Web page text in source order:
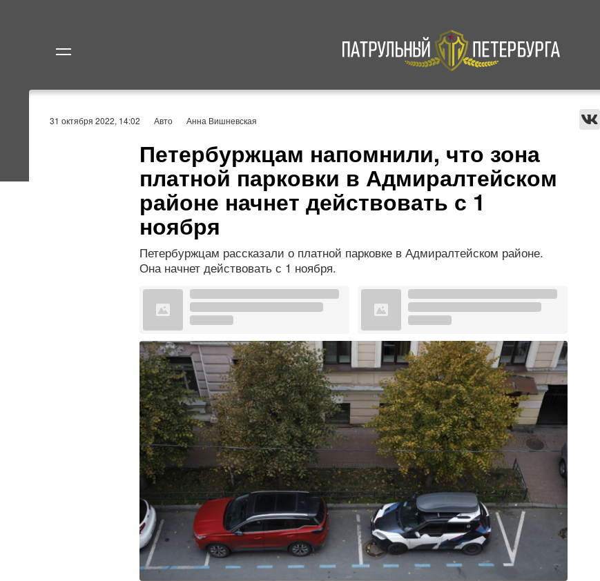
Происшествия
31 октября 2022, 14:02 Авто Анна Вишневская
Петербуржцам напомнили, что зона
платной парковки в Адмиралтейском
районе начнет действовать с 1
ноября
Петербуржцам рассказали о платной парковке в Адмиралтейском районе.
Она начнет действовать с 1 ноября.